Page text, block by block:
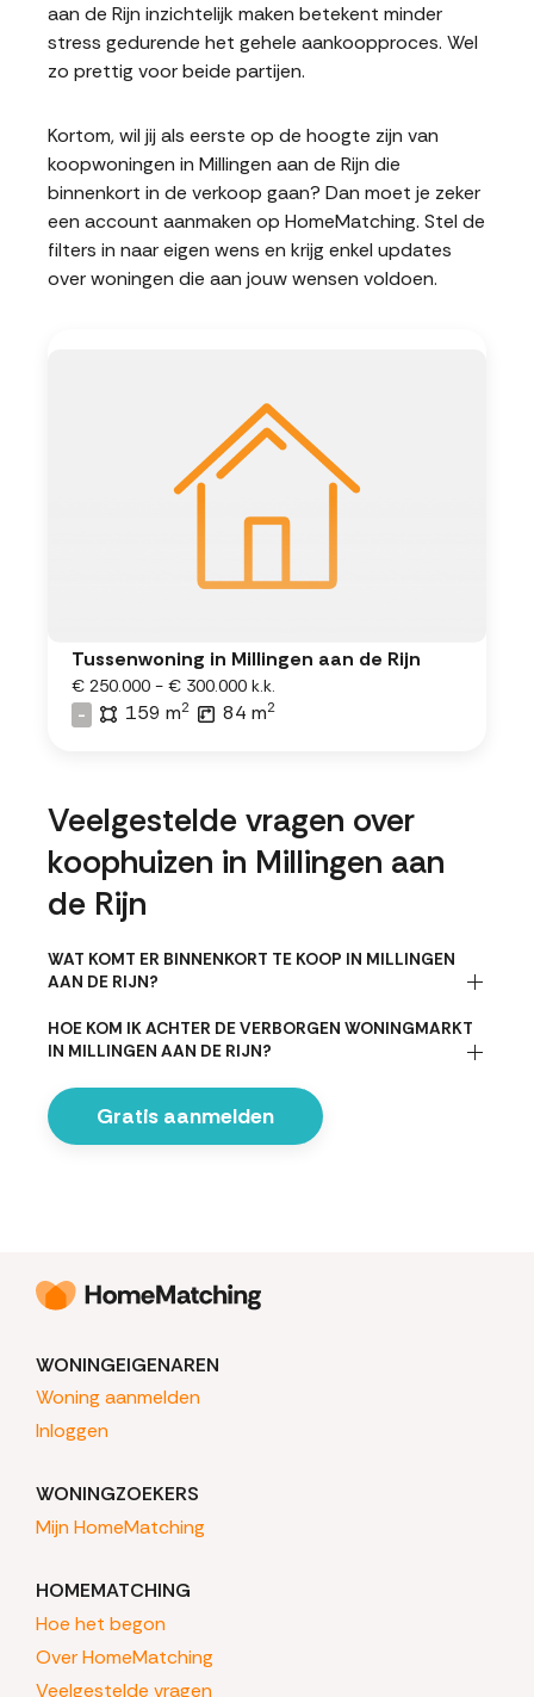
aan de Rijn inzichtelijk maken betekent minder
stress gedurende het gehele aankoopproces. Wel
zo prettig voor beide partijen.
Kortom, wil jij als eerste op de hoogte zijn van
koopwoningen in Millingen aan de Rijn die
binnenkort in de verkoop gaan? Dan moet je zeker
een account aanmaken op HomeMatching. Stel de
filters in naar eigen wens en krijg enkel updates
over woningen die aan jouw wensen voldoen.
Tussenwoning in Millingen aan de Rijn
€ 250.000 - € 300.000 k.k.
-
159 m2 84 m2
Veelgestelde vragen over
koophuizen in Millingen aan
de Rijn
WAT KOMT ER BINNENKORT TE KOOP IN MILLINGEN
AAN DE RIJN?
HOE KOM IK ACHTER DE VERBORGEN WONINGMARKT
IN MILLINGEN AAN DE RIJN?
Gratis aanmelden
WONINGEIGENAREN
Woning aanmelden
Inloggen
WONINGZOEKERS
Mijn HomeMatching
HOMEMATCHING
Hoe het begon
Over HomeMatching
Veelgestelde vragen